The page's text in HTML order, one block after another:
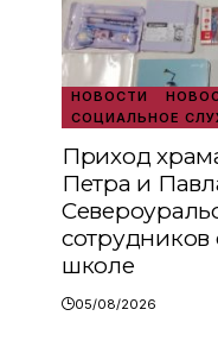
НОВОСТИ
СОЦИАЛЬНОЕ
Приход
Петра и
сотрудников
школе
05/08/2026